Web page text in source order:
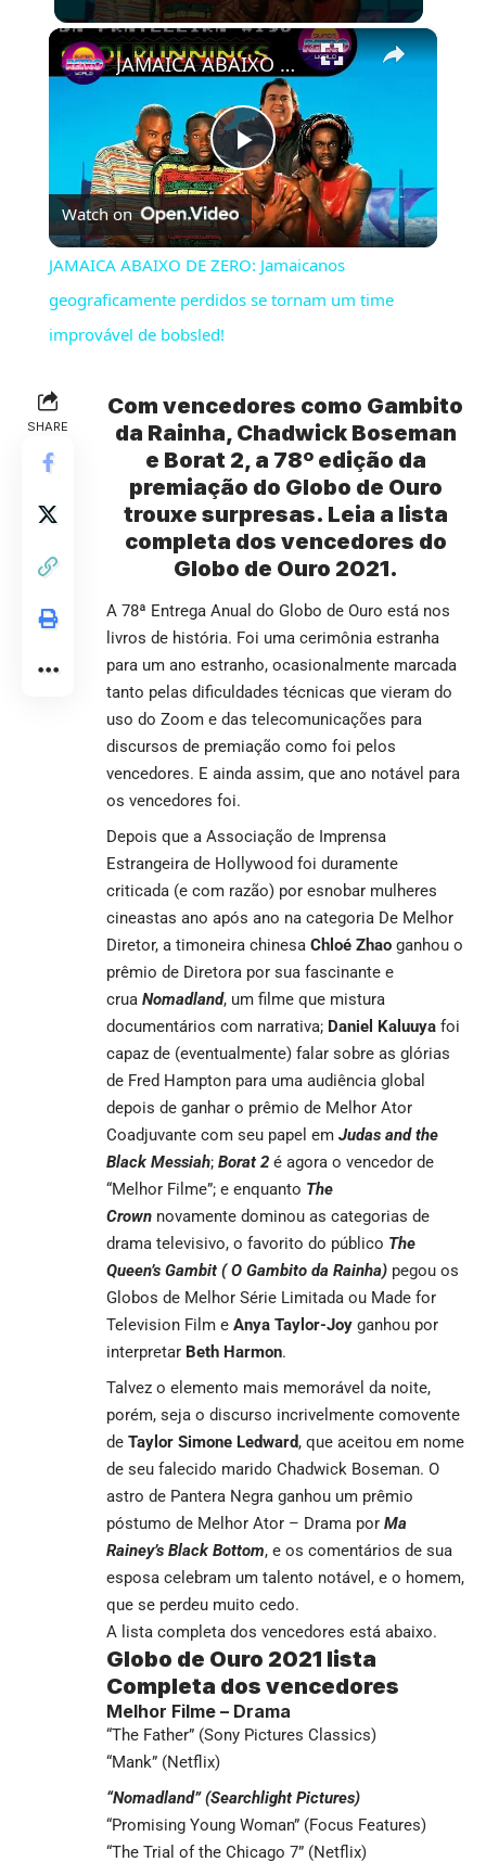
×
Play
Video
JAMAICA ABAIXO DE ZERO: Jamaicanos geograficamente perdidos se tornam um time improvável de bobsled!
Watch on
JAMAICA ABAIXO DE ZERO: Jamaicanos
geograficamente perdidos se tornam um time
improvável de bobsled!
SHARE
Com vencedores como Gambito
da Rainha, Chadwick Boseman
e Borat 2, a 78º edição da
premiação do Globo de Ouro
trouxe surpresas. Leia a lista
completa dos vencedores do
Globo de Ouro 2021.
A 78ª Entrega Anual do Globo de Ouro está nos
livros de história. Foi uma cerimônia estranha
para um ano estranho, ocasionalmente marcada
tanto pelas dificuldades técnicas que vieram do
uso do Zoom e das telecomunicações para
discursos de premiação como foi pelos
vencedores. E ainda assim, que ano notável para
os vencedores foi.
Depois que a Associação de Imprensa
Estrangeira de Hollywood foi duramente
criticada (e com razão) por esnobar mulheres
cineastas ano após ano na categoria De Melhor
Diretor, a timoneira chinesa Chloé Zhao ganhou o
prêmio de Diretora por sua fascinante e
crua Nomadland, um filme que mistura
documentários com narrativa; Daniel Kaluuya foi
capaz de (eventualmente) falar sobre as glórias
de Fred Hampton para uma audiência global
depois de ganhar o prêmio de Melhor Ator
Coadjuvante com seu papel em Judas and the
Black Messiah; Borat 2 é agora o vencedor de
“Melhor Filme”; e enquanto The
Crown novamente dominou as categorias de
drama televisivo, o favorito do público The
Queen’s Gambit ( O Gambito da Rainha) pegou os
Globos de Melhor Série Limitada ou Made for
Television Film e Anya Taylor-Joy ganhou por
interpretar Beth Harmon.
Talvez o elemento mais memorável da noite,
porém, seja o discurso incrivelmente comovente
de Taylor Simone Ledward, que aceitou em nome
de seu falecido marido Chadwick Boseman. O
astro de Pantera Negra ganhou um prêmio
póstumo de Melhor Ator – Drama por Ma
Rainey’s Black Bottom, e os comentários de sua
esposa celebram um talento notável, e o homem,
que se perdeu muito cedo.
A lista completa dos vencedores está abaixo.
Globo de Ouro 2021 lista
Completa dos vencedores
Melhor Filme – Drama
“The Father” (Sony Pictures Classics)
“Mank” (Netflix)
“Nomadland” (Searchlight Pictures)
“Promising Young Woman” (Focus Features)
“The Trial of the Chicago 7” (Netflix)